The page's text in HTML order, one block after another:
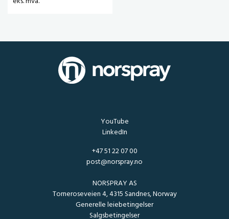
YouTube
LinkedIn
+47 51 22 07 00
post@norspray.no
NORSPRAY AS
Torneroseveien 4, 4315 Sandnes, Norway
Generelle leiebetingelser
Salgsbetingelser